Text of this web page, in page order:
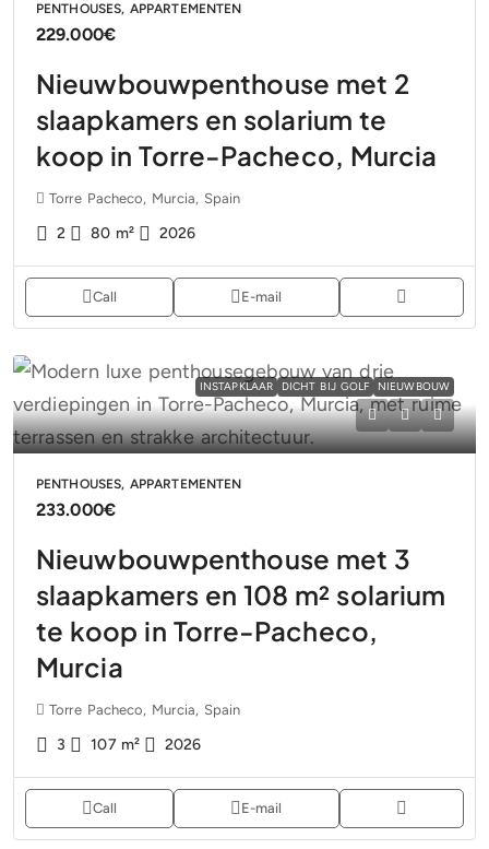
PENTHOUSES, APPARTEMENTEN
229.000€
Nieuwbouwpenthouse met 2
slaapkamers en solarium te
koop in Torre-Pacheco, Murcia
Torre Pacheco, Murcia, Spain
2 80 m² 2026
Call E-mail
INSTAPKLAAR DICHT BIJ GOLF NIEUWBOUW
PENTHOUSES, APPARTEMENTEN
233.000€
Nieuwbouwpenthouse met 3
slaapkamers en 108 m² solarium
te koop in Torre-Pacheco,
Murcia
Torre Pacheco, Murcia, Spain
3 107 m² 2026
Call E-mail